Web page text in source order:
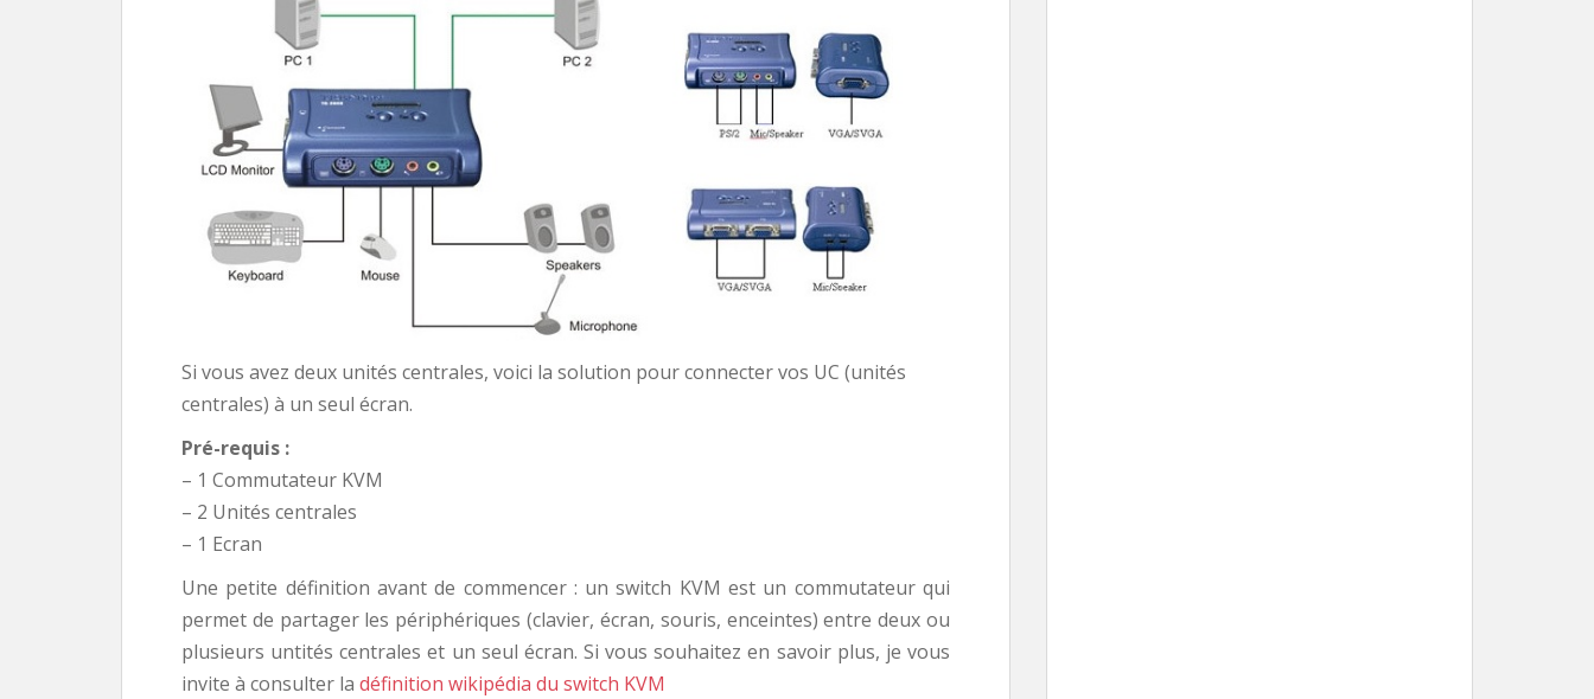
Si vous avez deux unités centrales, voici la solution pour connecter vos UC (unités
centrales) à un seul écran.
Pré-requis :
– 1 Commutateur KVM
– 2 Unités centrales
– 1 Ecran
Une petite définition avant de commencer : un switch KVM est un commutateur qui
permet de partager les périphériques (clavier, écran, souris, enceintes) entre deux ou
plusieurs untités centrales et un seul écran. Si vous souhaitez en savoir plus, je vous
invite à consulter la définition wikipédia du switch KVM